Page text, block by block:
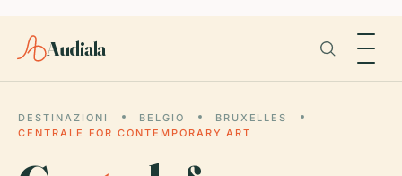
Audiala
DESTINAZIONI BELGIO
BRUXELLES
CENTRALE FOR CONTEMPORARY ART